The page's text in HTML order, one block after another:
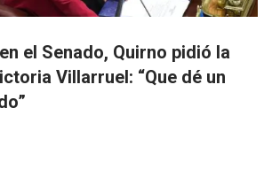
el Senado, Quirno pidió la
Villarruel: “Que dé un